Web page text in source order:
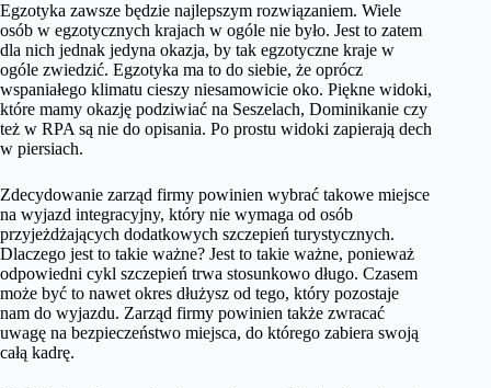
Egzotyka zawsze będzie najlepszym rozwiązaniem. Wiele
osób w egzotycznych krajach w ogóle nie było. Jest to zatem
dla nich jednak jedyna okazja, by tak egzotyczne kraje w
ogóle zwiedzić. Egzotyka ma to do siebie, że oprócz
wspaniałego klimatu cieszy niesamowicie oko. Piękne widoki,
które mamy okazję podziwiać na Seszelach, Dominikanie czy
też w RPA są nie do opisania. Po prostu widoki zapierają dech
w piersiach.
Zdecydowanie zarząd firmy powinien wybrać takowe miejsce
na wyjazd integracyjny, który nie wymaga od osób
przyjeżdżających dodatkowych szczepień turystycznych.
Dlaczego jest to takie ważne? Jest to takie ważne, ponieważ
odpowiedni cykl szczepień trwa stosunkowo długo. Czasem
może być to nawet okres dłużysz od tego, który pozostaje
nam do wyjazdu. Zarząd firmy powinien także zwracać
uwagę na bezpieczeństwo miejsca, do którego zabiera swoją
całą kadrę.